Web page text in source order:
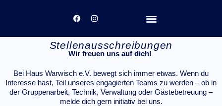
Stellenausschreibungen
Wir freuen uns auf dich!
Bei Haus Warwisch e.V. bewegt sich immer etwas. Wenn du
Interesse hast, Teil unseres engagierten Teams zu werden – ob in
der Gruppenarbeit, Technik, Verwaltung oder Gästebetreuung –
melde dich gern initiativ bei uns.